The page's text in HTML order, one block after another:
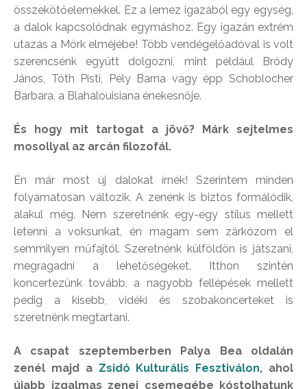
összekötőelemekkel. Ez a lemez igazából egy egység,
a dalok kapcsolódnak egymáshoz. Egy igazán extrém
utazás a Mörk elméjébe! Több vendégelőadóval is volt
szerencsénk együtt dolgozni, mint például Bródy
János, Tóth Pisti, Pély Barna vagy épp Schoblocher
Barbara, a Blahalouisiana énekesnője.
És hogy mit tartogat a jövő? Márk sejtelmes
mosollyal az arcán filozofál.
Én már most új dalokat írnék! Szerintem minden
folyamatosan változik. A zenénk is biztos formálódik,
alakul még. Nem szeretnénk egy-egy stílus mellett
letenni a voksunkat, én magam sem zárkózom el
semmilyen műfajtól. Szeretnénk külföldön is játszani,
megragadni a lehetőségeket. Itthon szintén
koncertezünk tovább, a nagyobb fellépések mellett
pedig a kisebb, vidéki és szobakoncerteket is
szeretnénk megtartani.
A csapat szeptemberben Palya Bea oldalán
zenél majd a Zsidó Kulturális Fesztiválon, ahol
újabb izgalmas zenei csemegébe kóstolhatunk